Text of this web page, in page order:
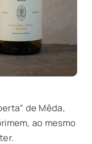
de Mêda,
ao mesmo